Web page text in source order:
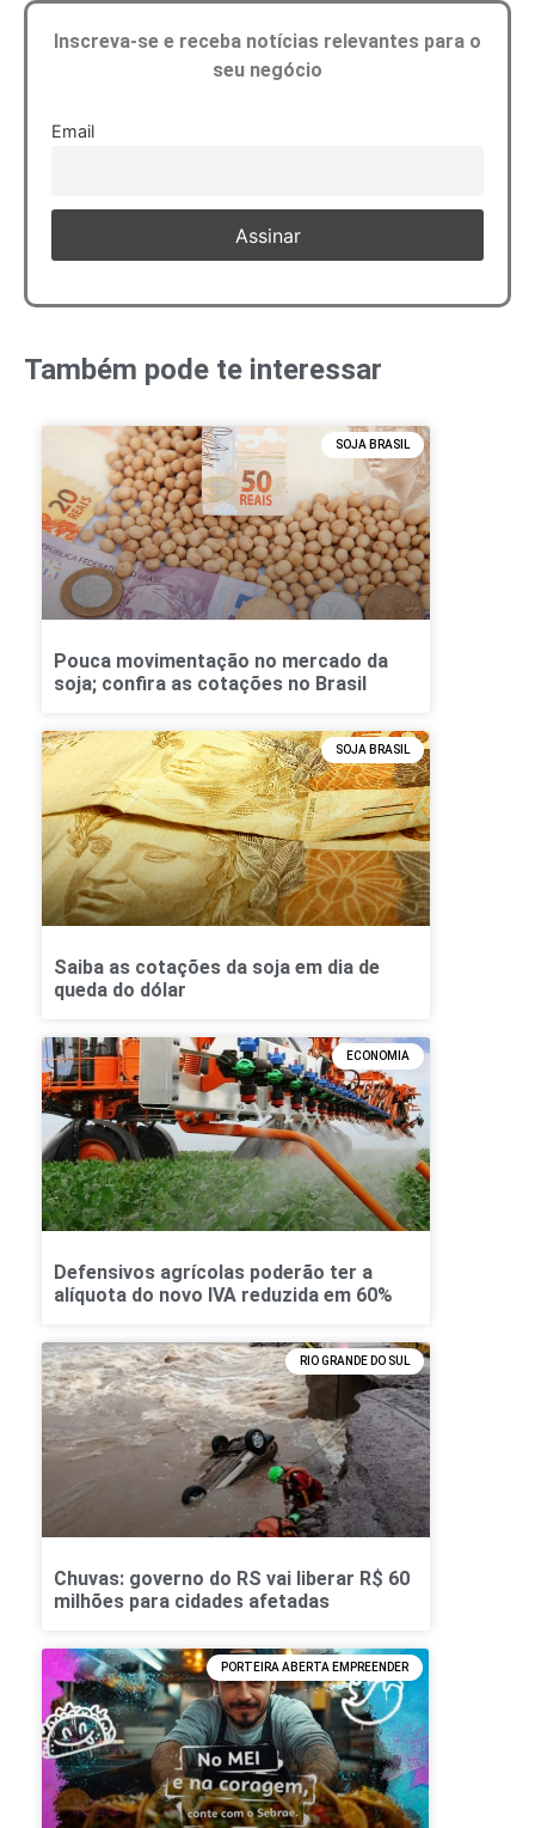
Inscreva-se e receba notícias relevantes para o
seu negócio
Email
Também pode te interessar
SOJA BRASIL
Pouca movimentação no mercado da
soja; confira as cotações no Brasil
SOJA BRASIL
Saiba as cotações da soja em dia de
queda do dólar
ECONOMIA
Defensivos agrícolas poderão ter a
alíquota do novo IVA reduzida em 60%
RIO GRANDE DO SUL
Chuvas: governo do RS vai liberar R$ 60
milhões para cidades afetadas
PORTEIRA ABERTA EMPREENDER